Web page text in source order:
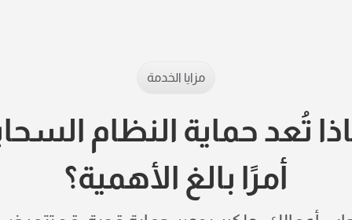
مزايا الخدمة
تُعد حماية النظام
أمرًا بالغ الأهمية؟